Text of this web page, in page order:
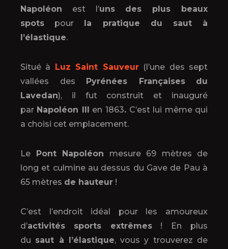
Napoléon est l’uns des plus beaux
spots pour la pratique du saut à
l’élastique.
Situé à Luz Saint Sauveur(l’une des sept
vallées des Pyrénées Françaises
du
Lavedan), il fut construit et inauguré
par Napoléon III en 1863. C’est lui même qui
a choisi cet emplacement.
Le Pont Napoléon mesure 69 mètres de
long et culmine au dessus du Gave de Pau à
65 mètres de hauteur !
C’est l’endroit idéal pour les amoureux
d’activités sports extrêmes! En plus
du saut à l’élastique, vous y trouverez de